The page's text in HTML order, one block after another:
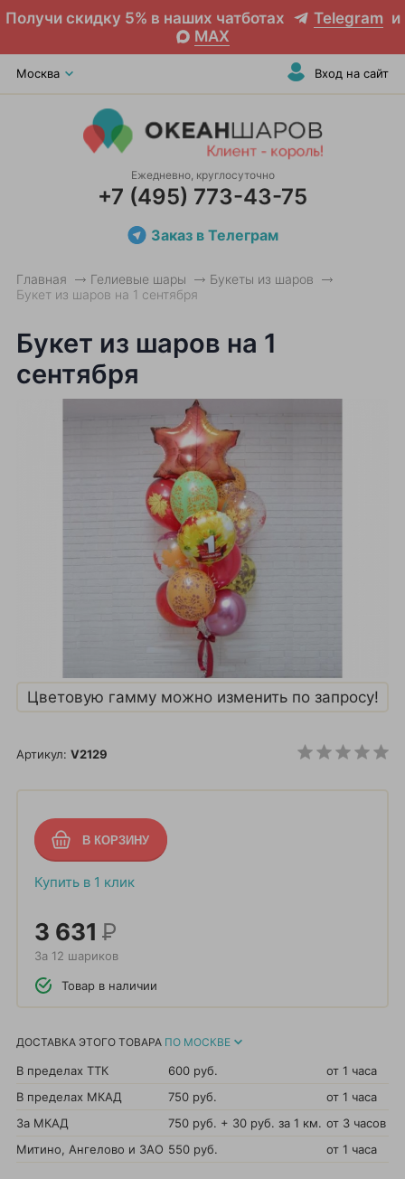
Получи скидку 5% в наших чатботах Telegram и
MAX
Москва Вход на сайт
Ежедневно, круглосуточно
+7 (495) 773-43-75
Заказ в Телеграм
Главная Гелиевые шары
Букеты из шаров
Букет из шаров на 1 сентября
Букет из шаров на 1
сентября
Цветовую гамму можно изменить по запросу!
Артикул: V2129
Купить в 1 клик
3 631 Р
За 12 шариков
Товар в наличии
ДОСТАВКА ЭТОГО ТОВАРА ПО МОСКВЕ
В пределах ТТК 600 руб.
от 1 часа
В пределах МКАД
750 руб.
от 1 часа
За МКАД
750 руб. + 30 руб. за 1 км. от 3 часов
Митино, Ангелово и ЗАО 550 руб. от 1 часа